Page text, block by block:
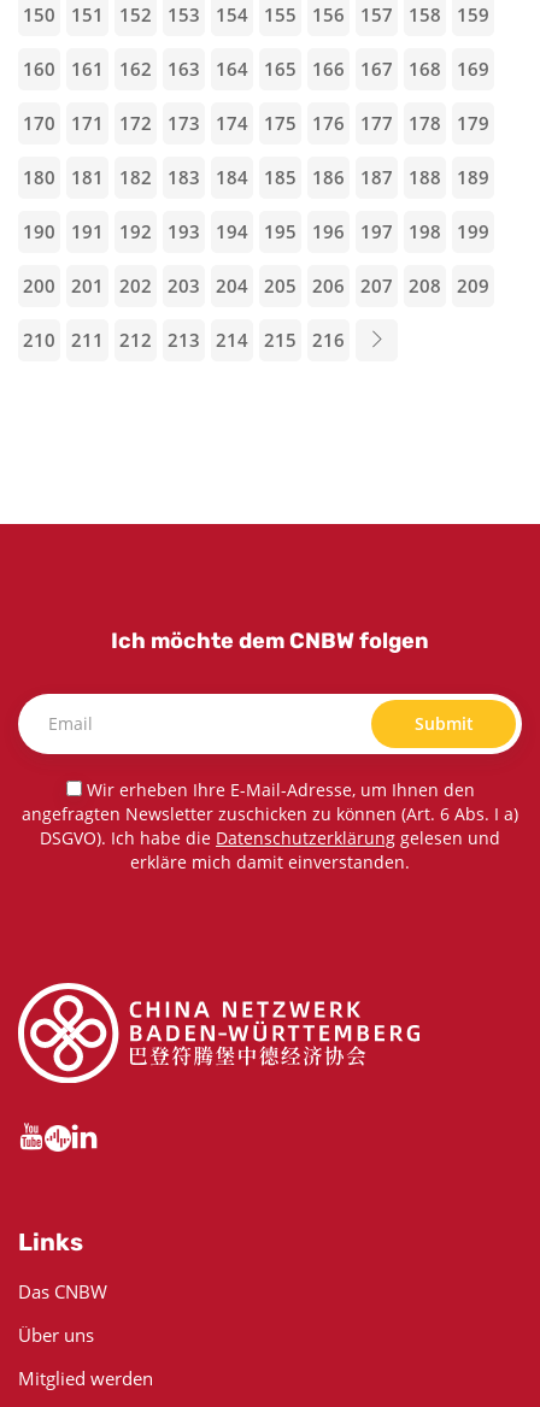
150 151 152 153 154 155 156 157 158 159
160 161 162 163 164 165 166 167 168 169
170 171 172 173 174 175 176 177 178 179
180 181 182 183 184 185 186 187 188 189
190 191 192 193 194 195 196 197 198 199
200 201 202 203 204 205 206 207 208 209
210 211 212 213 214 215 216
Ich möchte dem CNBW folgen
Submit
Wir erheben Ihre E-Mail-Adresse, um Ihnen den
angefragten Newsletter zuschicken zu können (Art. 6 Abs. I a)
DSGVO). Ich habe die Datenschutzerklärung gelesen und
erkläre mich damit einverstanden.
Links
Das CNBW
Über uns
Mitglied werden